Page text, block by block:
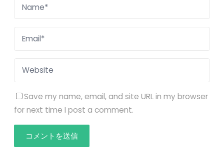
Save my name, email, and site URL in my browser
for next time I post a comment.